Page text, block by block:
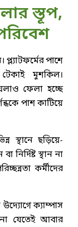
স্তূপ,
প্ল্যাটফর্মের পাশে
মুশকিল।
ফেলা হচ্ছে
পাশ কাটিয়ে
স্থানে ছড়িয়ে-
নির্দিষ্ট স্থান না
কর্মীদের
উদ্যোগে ক্যাম্পাস
না যেতেই আবার